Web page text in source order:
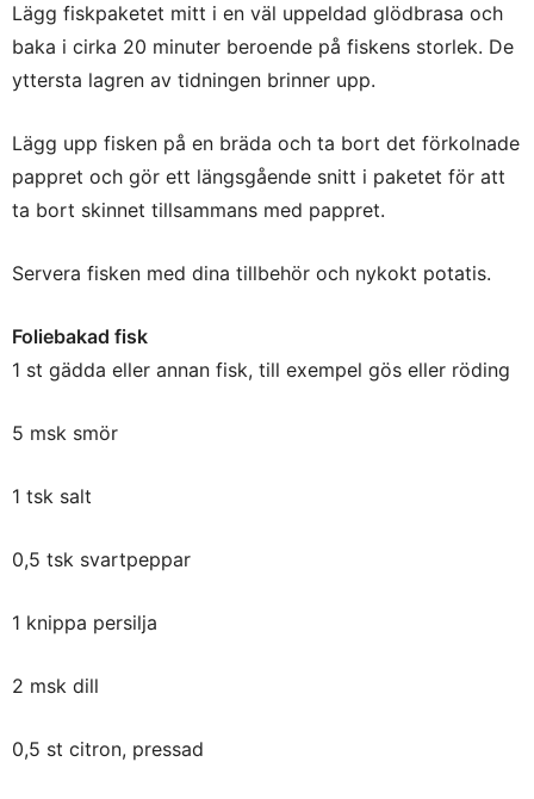
Lägg fiskpaketet mitt i en väl uppeldad glödbrasa och
baka i cirka 20 minuter beroende på fiskens storlek. De
yttersta lagren av tidningen brinner upp.
Lägg upp fisken på en bräda och ta bort det förkolnade
pappret och gör ett längsgående snitt i paketet för att
ta bort skinnet tillsammans med pappret.
Servera fisken med dina tillbehör och nykokt potatis.
Foliebakad fisk
1 st gädda eller annan fisk, till exempel gös eller röding
5 msk smör
1 tsk salt
0,5 tsk svartpeppar
1 knippa persilja
2 msk dill
0,5 st citron, pressad